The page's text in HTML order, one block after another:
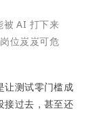
被 AI 打下来
位岌岌可危
测试零门槛成
接过去，甚至还